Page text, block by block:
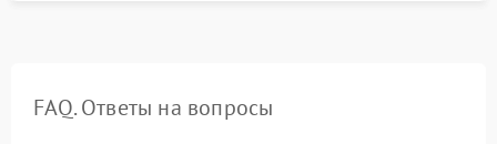
FAQ. Ответы на вопросы